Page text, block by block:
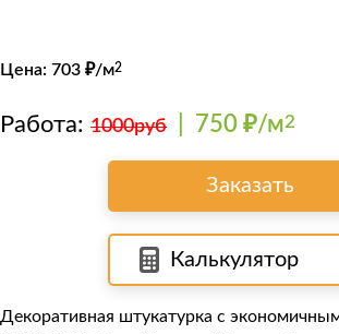
Цена: 703 ₽/м2
Работа: 1000руб 750 ₽/м2
Заказать
Калькулятор
Декоративная штукатурка с